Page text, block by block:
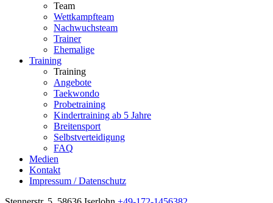
Team
Wettkampfteam
Nachwuchsteam
Trainer
Ehemalige
Training
Training
Angebote
Taekwondo
Probetraining
Kindertraining ab 5 Jahre
Breitensport
Selbstverteidigung
FAQ
Medien
Kontakt
Impressum / Datenschutz